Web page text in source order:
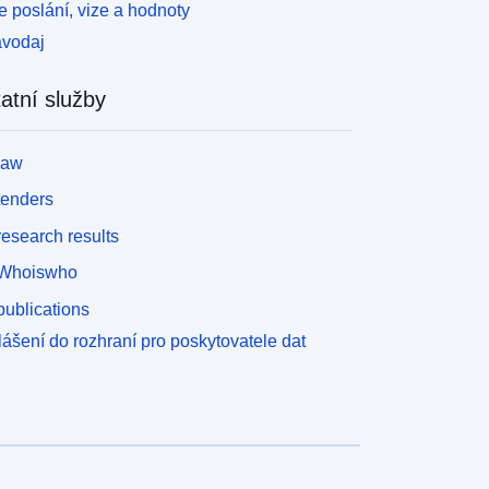
poslání, vize a hodnoty
služby
results
do rozhraní pro poskytovatele dat